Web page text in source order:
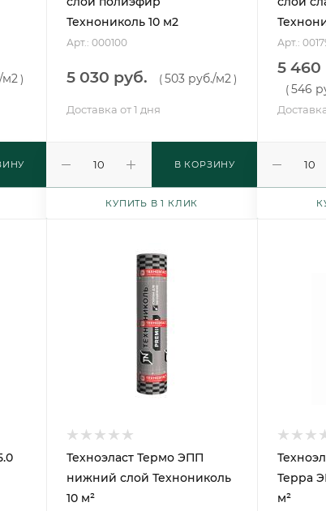
/м2)
Технониколь 10 м2
Арт.: 000100
5 030 руб. (503 руб./м2 )
Доставка от 1 дня
В КОРЗИНУ
КУПИТЬ В 1 КЛИК
Арт.:
5 460
(546
Техноэласт Термо ЭПП
нижний слой Технониколь
10 м²
Терра
м²